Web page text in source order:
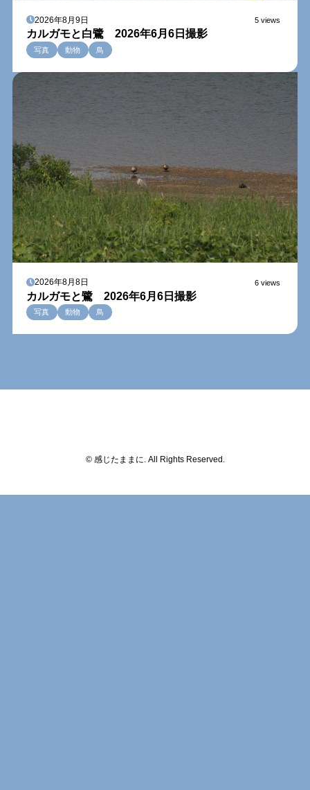
2026年8月9日 5 views
カルガモと白鷺 2026年6月6日撮影
写真 動物 鳥
2026年8月8日 6 views
カルガモと鷺 2026年6月6日撮影
写真 動物 鳥
© 感じたままに. All Rights Reserved.